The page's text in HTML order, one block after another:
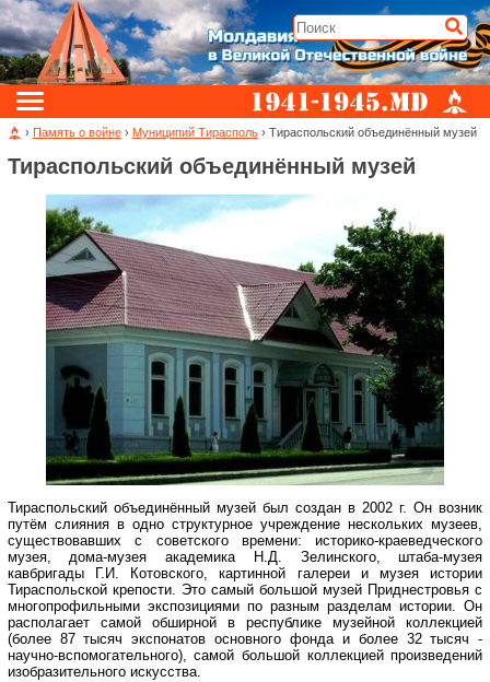
› Память о войне› Муниципий Тирасполь› Тираспольский объединённый музей
Тираспольский объединённый музей
Тираспольский объединённый музей был создан в 2002 г. Он возник
путём слияния в одно структурное учреждение нескольких музеев,
существовавших с советского времени: историко-краеведческого
музея, дома-музея академика Н.Д. Зелинского, штаба-музея
кавбригады Г.И. Котовского, картинной галереи и музея истории
Тираспольской крепости. Это самый большой музей Приднестровья с
многопрофильными экспозициями по разным разделам истории. Он
располагает самой обширной в республике музейной коллекцией
(более 87 тысяч экспонатов основного фонда и более 32 тысяч -
научно-вспомогательного), самой большой коллекцией произведений
изобразительного искусства.